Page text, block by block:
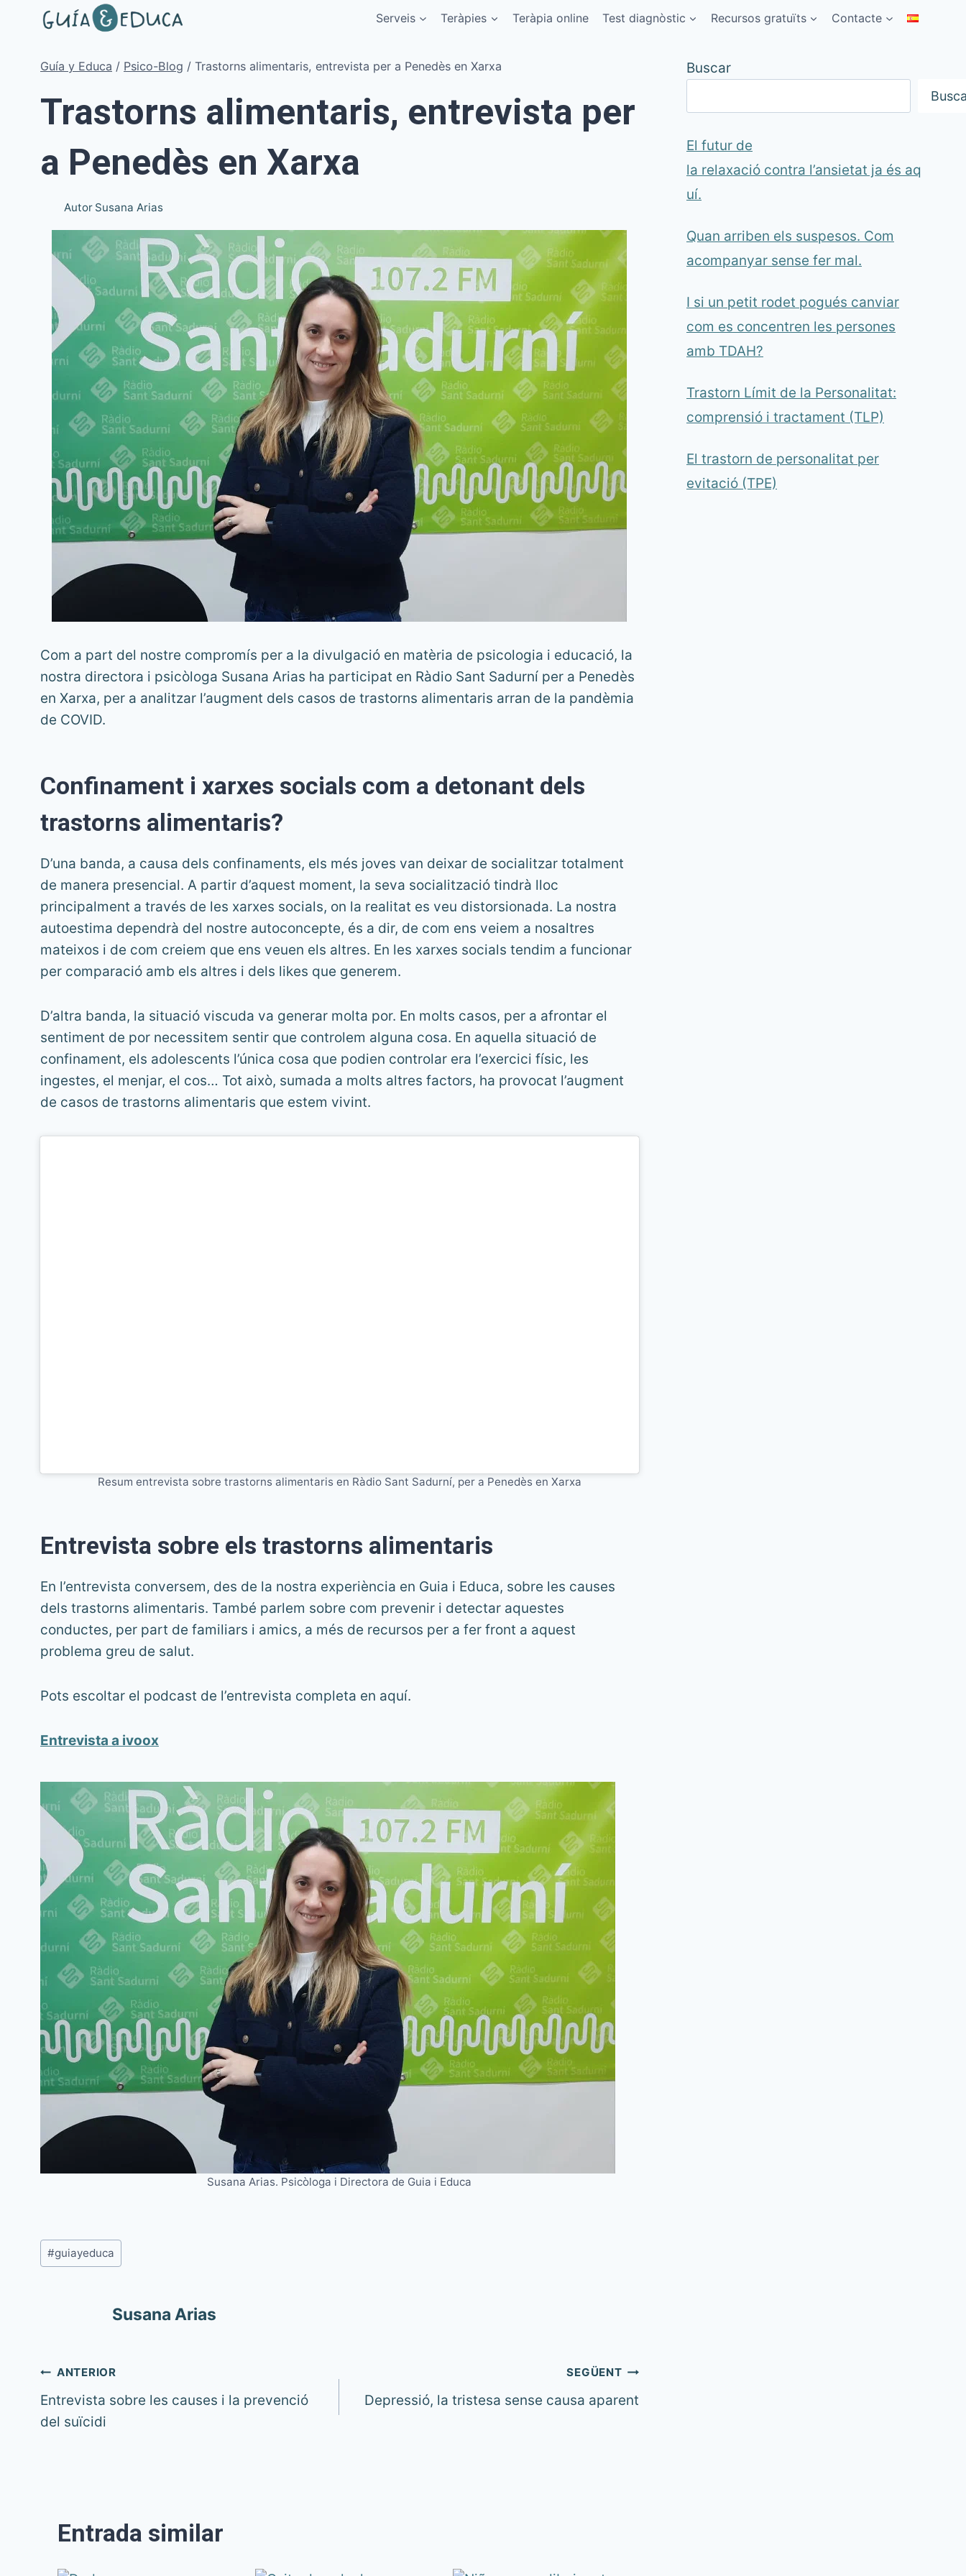
Serveis Teràpies Teràpia online Test diagnòstic Recursos gratuïts Contacte
Guía y Educa / Psico-Blog / Trastorns alimentaris, entrevista per a Penedès en Xarxa
Trastorns alimentaris, entrevista per
a Penedès en Xarxa
Autor Susana Arias
Com a part del nostre compromís per a la divulgació en matèria de psicologia i educació, la
nostra directora i psicòloga Susana Arias ha participat en Ràdio Sant Sadurní per a Penedès
en Xarxa, per a analitzar l’augment dels casos de trastorns alimentaris arran de la pandèmia
de COVID.
Confinament i xarxes socials com a detonant dels
trastorns alimentaris?
D’una banda, a causa dels confinaments, els més joves van deixar de socialitzar totalment
de manera presencial. A partir d’aquest moment, la seva socialització tindrà lloc
principalment a través de les xarxes socials, on la realitat es veu distorsionada. La nostra
autoestima dependrà del nostre autoconcepte, és a dir, de com ens veiem a nosaltres
mateixos i de com creiem que ens veuen els altres. En les xarxes socials tendim a funcionar
per comparació amb els altres i dels likes que generem.
D’altra banda, la situació viscuda va generar molta por. En molts casos, per a afrontar el
sentiment de por necessitem sentir que controlem alguna cosa. En aquella situació de
confinament, els adolescents l’única cosa que podien controlar era l’exercici físic, les
ingestes, el menjar, el cos… Tot això, sumada a molts altres factors, ha provocat l’augment
de casos de trastorns alimentaris que estem vivint.
Resum entrevista sobre trastorns alimentaris en Ràdio Sant Sadurní, per a Penedès en Xarxa
Entrevista sobre els trastorns alimentaris
En l’entrevista conversem, des de la nostra experiència en Guia i Educa, sobre les causes
dels trastorns alimentaris. També parlem sobre com prevenir i detectar aquestes
conductes, per part de familiars i amics, a més de recursos per a fer front a aquest
problema greu de salut.
Pots escoltar el podcast de l’entrevista completa en aquí.
Entrevista a ivoox
Susana Arias. Psicòloga i Directora de Guia i Educa
Etiquetes
d'entrada
#guiayeduca
Susana Arias
Navegació
d'entrades
ANTERIOR
Entrevista sobre les causes i la prevenció
del suïcidi
SEGÜENT
Depressió, la tristesa sense causa aparent
Entrada similar
Buscar
El futur de
la relaxació contra l’ansietat ja és aq
uí.
Quan arriben els suspesos. Com
acompanyar sense fer mal.
I si un petit rodet pogués canviar
com es concentren les persones
amb TDAH?
Trastorn Límit de la Personalitat:
comprensió i tractament (TLP)
El trastorn de personalitat per
evitació (TPE)